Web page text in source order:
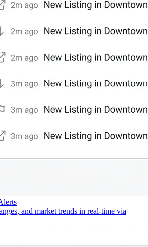
and market trends in real-time via